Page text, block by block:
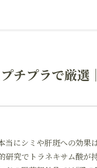
チプラで厳
当にシミや肝斑への効
究でトラネキサム酸